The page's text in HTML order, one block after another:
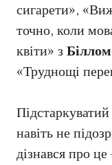
сигарети»,
точно, коли
квіти» з
«Труднощі
навіть не
дізнався про це